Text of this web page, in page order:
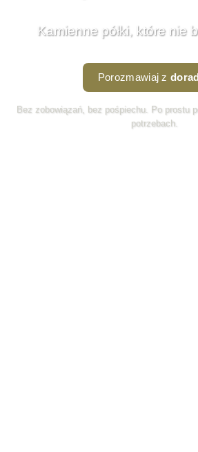
Kamienne półki, które nie
Porozmawiaj z
Bez zobowiązań, bez pośpiechu. Po prostu
potrzebach.